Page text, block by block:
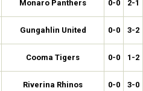
Monaro Panthers 0-0 2-1
Gungahlin United 0-0 3-2
Cooma Tigers 0-0 1-2
Riverina Rhinos 0-0 3-0